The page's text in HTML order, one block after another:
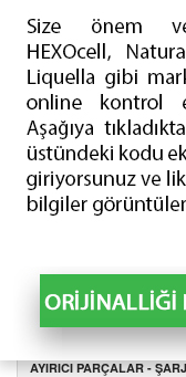
ÜRÜNLER
İNDİRİMLİ ÜRÜNLER
ESİGARA - TEK
ESİGARA - ÇİFT
ELİKİT - TÜRLÜ AROMALI
AYIRICI PARÇALAR -
AYIRICI PARÇALAR -
AYIRICI PARÇALAR -